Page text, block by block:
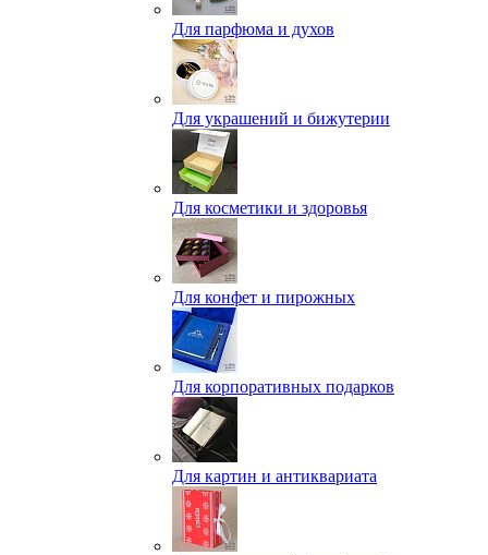
Для парфюма и духов
Для украшений и бижутерии
Для косметики и здоровья
Для конфет и пирожных
Для корпоративных подарков
Для картин и антиквариата